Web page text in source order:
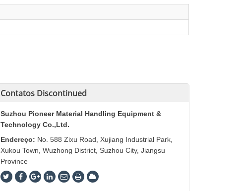
Contatos Discontinued
Suzhou Pioneer Material Handling Equipment &
Technology Co.,Ltd.
Endereço: No. 588 Zixu Road, Xujiang Industrial Park,
Xukou Town, Wuzhong District, Suzhou City, Jiangsu
Province